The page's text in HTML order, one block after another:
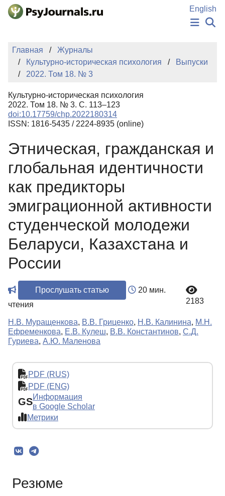
Перейти к основному содержанию
English
НОВОСТИ
КЛЮЧЕВЫЕ СЛОВА
Регистрация
Главная
Журналы
Культурно-историческая психология
Выпуски
2022. Том 18. № 3
Культурно-историческая психология
2022. Том 18. № 3. С. 113–123
doi:10.17759/chp.2022180314
ISSN: 1816-5435 / 2224-8935 (online)
Этническая, гражданская и
глобальная идентичности
как предикторы
эмиграционной активности
студенческой молодежи
Беларуси, Казахстана и
России
Прослушать статью
20 мин.
чтения
2183
Н.В. Муращенкова, В.В. Гриценко, Н.В. Калинина, М.Н.
Ефременкова, Е.В. Кулеш, В.В. Константинов, С.Д.
Гуриева, А.Ю. Маленова
PDF (RUS)
PDF (ENG)
GSИнформация
в Google Scholar
Метрики
Резюме